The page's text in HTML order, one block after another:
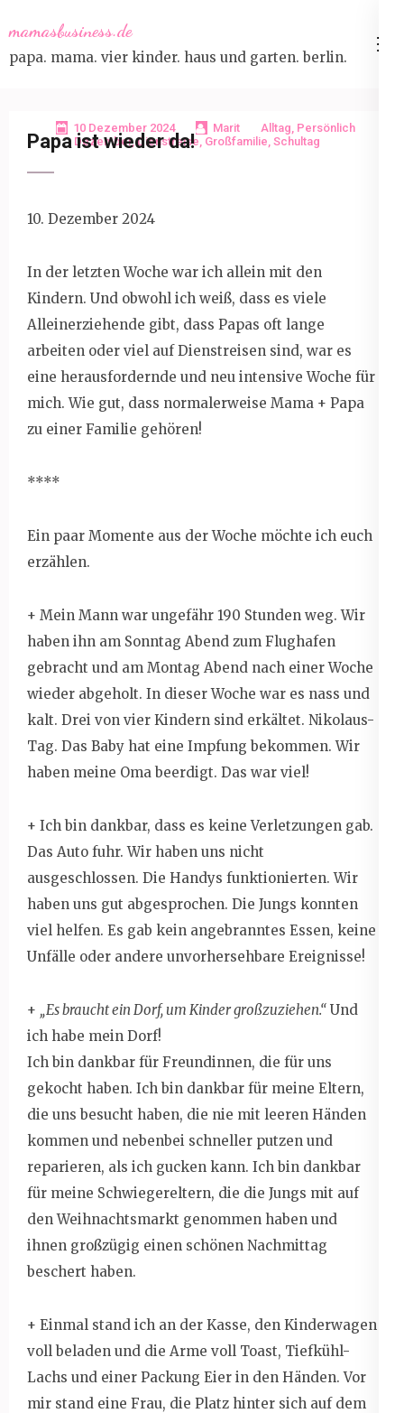
to
content
mamasbusiness.de
papa. mama. vier kinder. haus und garten. berlin.
10 Dezember 2024 Marit Alltag, Persönlich
Dezember,Dienstreise, Großfamilie, Schultag
Papa ist wieder da!
10. Dezember 2024
In der letzten Woche war ich allein mit den
Kindern. Und obwohl ich weiß, dass es viele
Alleinerziehende gibt, dass Papas oft lange
arbeiten oder viel auf Dienstreisen sind, war es
eine herausfordernde und neu intensive Woche für
mich. Wie gut, dass normalerweise Mama + Papa
zu einer Familie gehören!
****
Ein paar Momente aus der Woche möchte ich euch
erzählen.
+ Mein Mann war ungefähr 190 Stunden weg. Wir
haben ihn am Sonntag Abend zum Flughafen
gebracht und am Montag Abend nach einer Woche
wieder abgeholt. In dieser Woche war es nass und
kalt. Drei von vier Kindern sind erkältet. Nikolaus-
Tag. Das Baby hat eine Impfung bekommen. Wir
haben meine Oma beerdigt. Das war viel!
+ Ich bin dankbar, dass es keine Verletzungen gab.
Das Auto fuhr. Wir haben uns nicht
ausgeschlossen. Die Handys funktionierten. Wir
haben uns gut abgesprochen. Die Jungs konnten
viel helfen. Es gab kein angebranntes Essen, keine
Unfälle oder andere unvorhersehbare Ereignisse!
+ „Es braucht ein Dorf, um Kinder großzuziehen.“ Und
ich habe mein Dorf!
Ich bin dankbar für Freundinnen, die für uns
gekocht haben. Ich bin dankbar für meine Eltern,
die uns besucht haben, die nie mit leeren Händen
kommen und nebenbei schneller putzen und
reparieren, als ich gucken kann. Ich bin dankbar
für meine Schwiegereltern, die die Jungs mit auf
den Weihnachtsmarkt genommen haben und
ihnen großzügig einen schönen Nachmittag
beschert haben.
+ Einmal stand ich an der Kasse, den Kinderwagen
voll beladen und die Arme voll Toast, Tiefkühl-
Lachs und einer Packung Eier in den Händen. Vor
mir stand eine Frau, die Platz hinter sich auf dem